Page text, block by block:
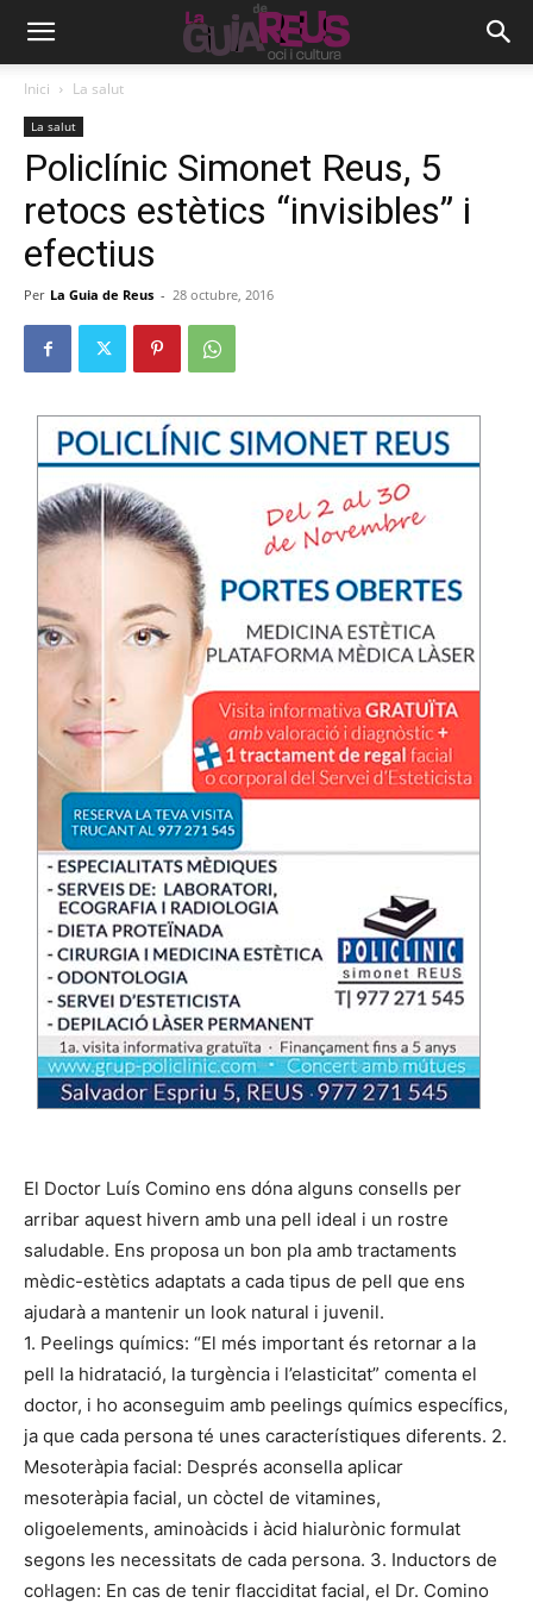
Inici La salut
La salut
Policlínic Simonet Reus, 5
retocs estètics “invisibles” i
efectius
Per La Guia de Reus - 28 octubre, 2016
El Doctor Luís Comino ens dóna alguns consells per
arribar aquest hivern amb una pell ideal i un rostre
saludable. Ens proposa un bon pla amb tractaments
mèdic-estètics adaptats a cada tipus de pell que ens
ajudarà a mantenir un look natural i juvenil.
1. Peelings químics: “El més important és retornar a la
pell la hidratació, la turgència i l’elasticitat” comenta el
doctor, i ho aconseguim amb peelings químics específics,
ja que cada persona té unes característiques diferents. 2.
Mesoteràpia facial: Després aconsella aplicar
mesoteràpia facial, un còctel de vitamines,
oligoelements, aminoàcids i àcid hialurònic formulat
segons les necessitats de cada persona. 3. Inductors de
col·lagen: En cas de tenir flacciditat facial, el Dr. Comino